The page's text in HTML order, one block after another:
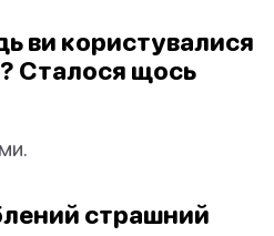
ви користувалися
Сталося щось
страшний